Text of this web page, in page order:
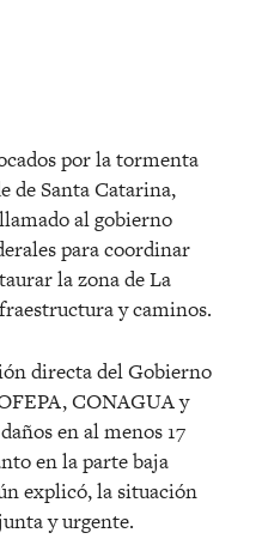
por la tormenta
de Santa Catarina,
al gobierno
para coordinar
la zona de La
y caminos.
directa del Gobierno
CONAGUA y
en al menos 17
en la parte baja
explicó, la situación
y urgente.